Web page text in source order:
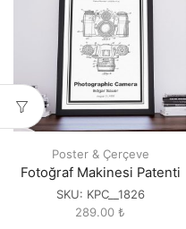
Poster & Çerçeve
Fotoğraf Makinesi Patenti
SKU: KPC__1826
289.00 ₺